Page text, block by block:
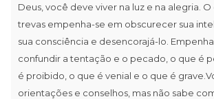
Deus, você deve viver na luz e na alegria.
trevas empenha-se em obscurecer sua
sua consciência e desencorajá-lo.
confundir a tentação e o pecado, o que é
é proibido, o que é venial e o que é
orientações e conselhos, mas não sabe